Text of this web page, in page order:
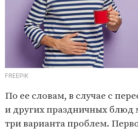
FREEPIK
По ее словам, в случае с
и других праздничных блюд
три варианта проблем.